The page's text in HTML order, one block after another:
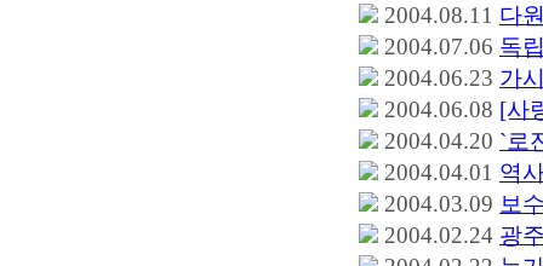
2004.08.11 다
2004.07.06 독
2004.06.23 가
2004.06.08 [사
2004.04.20 `로
2004.04.01 역
2004.03.09 보
2004.02.24 광